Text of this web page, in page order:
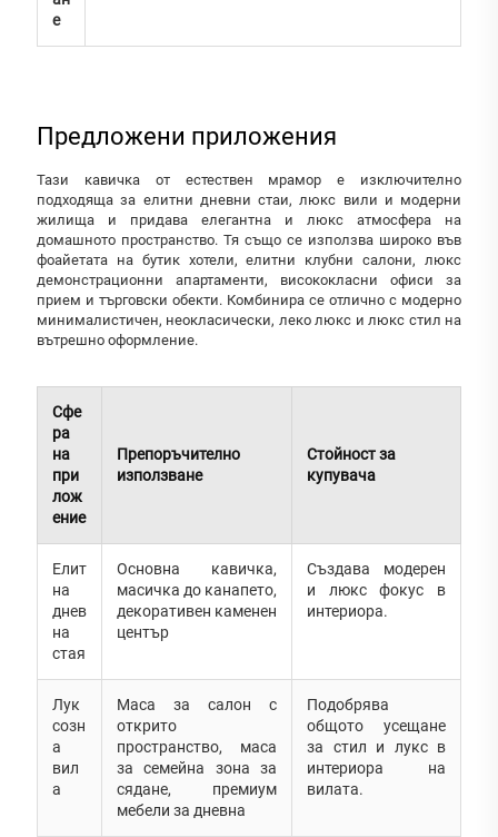
е
Предложени приложения
Тази кавичка от естествен мрамор е изключително
подходяща за елитни дневни стаи, люкс вили и модерни
жилища и придава елегантна и люкс атмосфера на
домашното пространство. Тя също се използва широко във
фоайетата на бутик хотели, елитни клубни салони, люкс
демонстрационни апартаменти, висококласни офиси за
прием и търговски обекти. Комбинира се отлично с модерно
минималистичен, неокласически, леко люкс и люкс стил на
вътрешно оформление.
Сфе
ра
на
при
лож
ение
Препоръчително
използване
Стойност за
купувача
Елит
на
днев
на
стая
Основна кавичка,
масичка до канапето,
декоративен каменен
център
Създава модерен
и люкс фокус в
интериора.
Лук
созн
а
вил
а
Маса за салон с
открито
пространство, маса
за семейна зона за
сядане, премиум
мебели за дневна
Подобрява
общото усещане
за стил и лукс в
интериора на
вилата.